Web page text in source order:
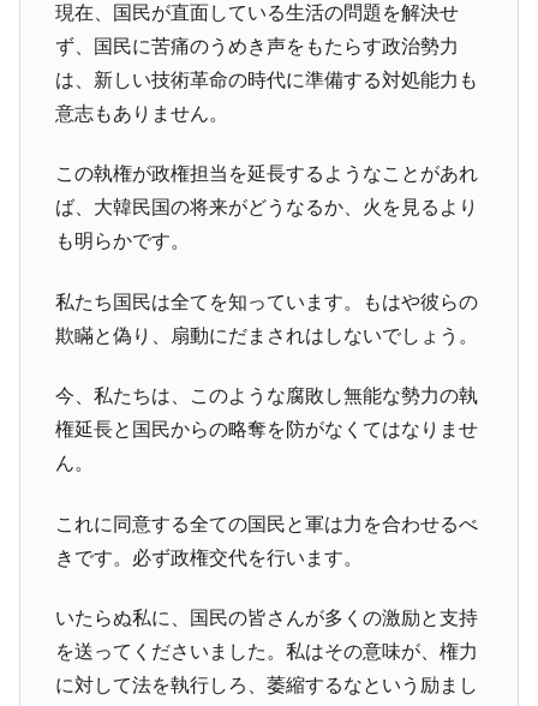
現在、国民が直面している生活の問題を解決せ
ず、国民に苦痛のうめき声をもたらす政治勢力
は、新しい技術革命の時代に準備する対処能力も
意志もありません。
この執権が政権担当を延長するようなことがあれ
ば、大韓民国の将来がどうなるか、火を見るより
も明らかです。
私たち国民は全てを知っています。もはや彼らの
欺瞞と偽り、扇動にだまされはしないでしょう。
今、私たちは、このような腐敗し無能な勢力の執
権延長と国民からの略奪を防がなくてはなりませ
ん。
これに同意する全ての国民と軍は力を合わせるべ
きです。必ず政権交代を行います。
いたらぬ私に、国民の皆さんが多くの激励と支持
を送ってくださいました。私はその意味が、権力
に対して法を執行しろ、萎縮するなという励まし